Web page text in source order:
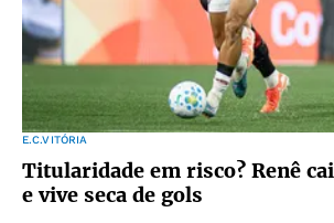
E.C.VITÓRIA
Titularidade em risco? Renê
e vive seca de gols